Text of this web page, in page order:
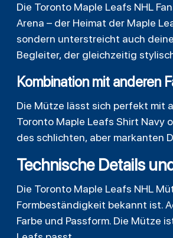
Die Toronto Maple Leafs NHL
Arena – der Heimat der Maple
sondern unterstreicht auch
Begleiter, der gleichzeitig
Kombination mit anderen
Die Mütze lässt sich perfekt mit
Toronto Maple Leafs Shirt Navy
des schlichten, aber markanten
Technische Details
Die Toronto Maple Leafs NHL
Formbeständigkeit bekannt ist.
Farbe und Passform. Die Mütze